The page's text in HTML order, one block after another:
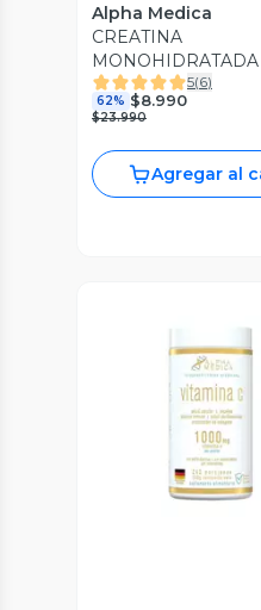
Alpha Medica
CREATINA
60 SERVICIOS -
MEDICA
5(6)
62% $8.990
$23.990
Agregar al
Vista